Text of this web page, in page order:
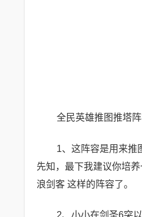
全民英雄推图推塔
1、这阵容是用来推
先知，最下我建议你培
浪剑客 这样的阵容了。
2、小小在剑圣6突